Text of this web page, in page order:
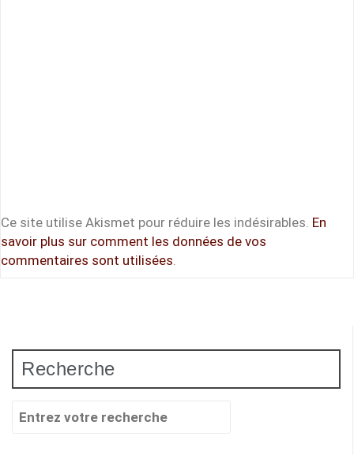
Ce site utilise Akismet pour réduire les indésirables. En
savoir plus sur comment les données de vos
commentaires sont utilisées
Recherche
Recherche